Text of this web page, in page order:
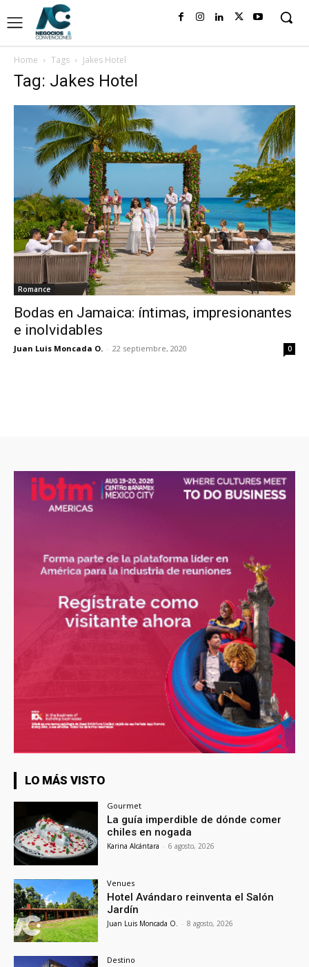
Home Tags Jakes Hotel
Tag: Jakes Hotel
Romance
Bodas en Jamaica: íntimas, impresionantes
e inolvidables
Juan Luis Moncada O. - 22 septiembre, 2020 0
LO MÁS VISTO
Gourmet
La guía imperdible de dónde comer
chiles en nogada
Karina Alcántara - 6 agosto, 2026
Venues
Hotel Avándaro reinventa el Salón
Jardín
Juan Luis Moncada O. - 8 agosto, 2026
Destino